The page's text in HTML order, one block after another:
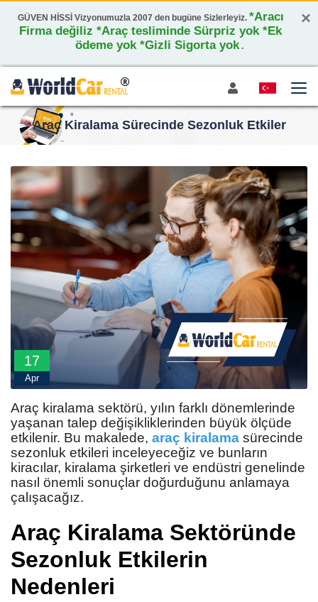
×
GÜVEN HİSSİ Vizyonumuzla 2007 den bugüne Sizlerleyiz. *Aracı
Firma değiliz *Araç tesliminde Sürpriz yok *Ek
ödeme yok *Gizli Sigorta yok.
Araç Kiralama Sürecinde Sezonluk Etkiler
17
Apr
Araç kiralama sektörü, yılın farklı dönemlerinde
yaşanan talep değişikliklerinden büyük ölçüde
etkilenir. Bu makalede, araç kiralama sürecinde
sezonluk etkileri inceleyeceğiz ve bunların
kiracılar, kiralama şirketleri ve endüstri genelinde
nasıl önemli sonuçlar doğurduğunu anlamaya
çalışacağız.
Araç Kiralama Sektöründe
Sezonluk Etkilerin
Nedenleri